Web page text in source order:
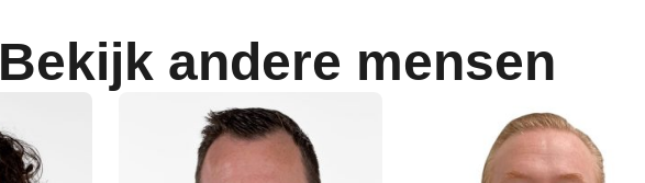
Bekijk andere mensen